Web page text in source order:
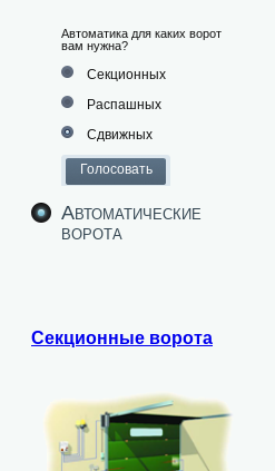
Автоматика для каких ворот
вам нужна?
Секционных
Распашных
Сдвижных
Автоматические
ворота
Секционные ворота